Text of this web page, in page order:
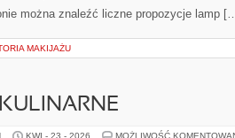
można znaleźć liczne propozycje lamp
MAKIJAŻU
KWI - 23 - 2026 MOŻLIWOŚĆ